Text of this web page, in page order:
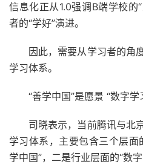
信息化正从1.0强调B端学校
者的“学好”演进。
因此，需要从学习者的角
学习体系。
“善学中国”是愿景 “数字学
司晓表示，当前腾讯与北
学习体系，主要包含三个层
学中国”，二是行业层面的“数